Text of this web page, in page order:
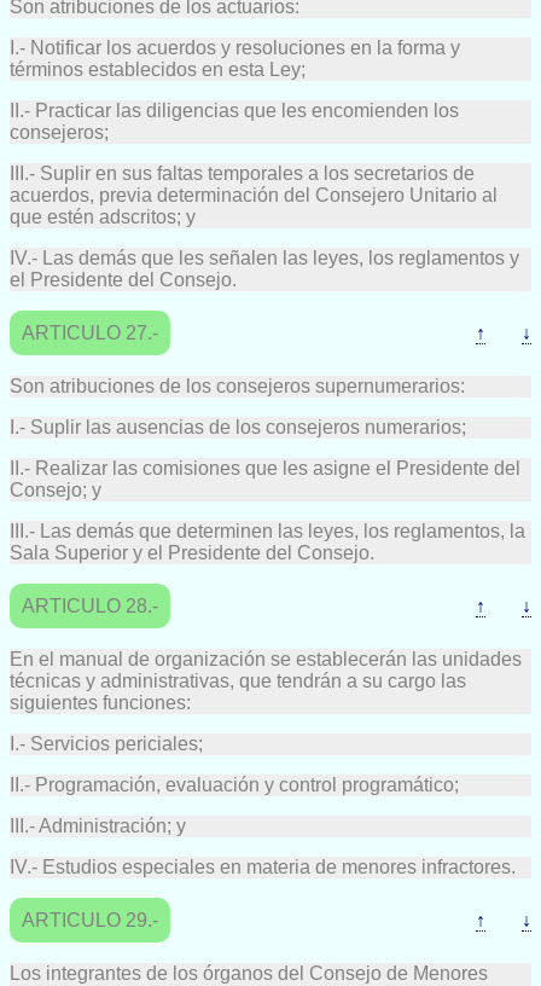
Son atribuciones de los actuarios:
I.- Notificar los acuerdos y resoluciones en la forma y
términos establecidos en esta Ley;
II.- Practicar las diligencias que les encomienden los
consejeros;
III.- Suplir en sus faltas temporales a los secretarios de
acuerdos, previa determinación del Consejero Unitario al
que estén adscritos; y
IV.- Las demás que les señalen las leyes, los reglamentos y
el Presidente del Consejo.
ARTICULO 27.- ↑ ↓
Son atribuciones de los consejeros supernumerarios:
I.- Suplir las ausencias de los consejeros numerarios;
II.- Realizar las comisiones que les asigne el Presidente del
Consejo; y
III.- Las demás que determinen las leyes, los reglamentos, la
Sala Superior y el Presidente del Consejo.
ARTICULO 28.- ↑ ↓
En el manual de organización se establecerán las unidades
técnicas y administrativas, que tendrán a su cargo las
siguientes funciones:
I.- Servicios periciales;
II.- Programación, evaluación y control programático;
III.- Administración; y
IV.- Estudios especiales en materia de menores infractores.
ARTICULO 29.- ↑ ↓
Los integrantes de los órganos del Consejo de Menores